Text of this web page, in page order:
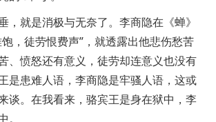
就是消极与无奈了。李商隐在《蝉》
，徒劳恨费声”，就透露出他悲伤愁苦
、愤怒还有意义，徒劳却连意义也没有
是患难人语，李商隐是牢骚人语，这或
谈。在我看来，骆宾王是身在狱中，李